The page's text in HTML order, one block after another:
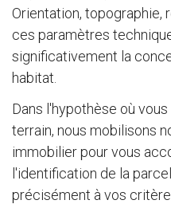
Orientation, topographie,
ces paramètres
significativement la
habitat.
Dans l'hypothèse où
terrain, nous mobilisons
immobilier pour vous
l'identification de la
précisément à vos